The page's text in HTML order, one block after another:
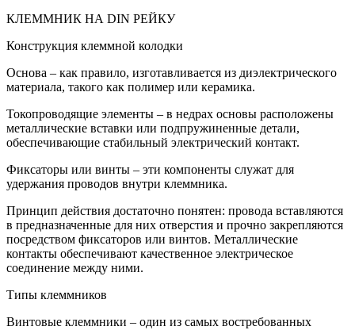
КЛЕММНИК НА DIN РЕЙКУ
Конструкция клеммной колодки
Основа – как правило, изготавливается из диэлектрического
материала, такого как полимер или керамика.
Токопроводящие элементы – в недрах основы расположены
металлические вставки или подпружиненные детали,
обеспечивающие стабильный электрический контакт.
Фиксаторы или винты – эти компоненты служат для
удержания проводов внутри клеммника.
Принцип действия достаточно понятен: провода вставляются
в предназначенные для них отверстия и прочно закрепляются
посредством фиксаторов или винтов. Металлические
контакты обеспечивают качественное электрическое
соединение между ними.
Типы клеммников
Винтовые клеммники – один из самых востребованных